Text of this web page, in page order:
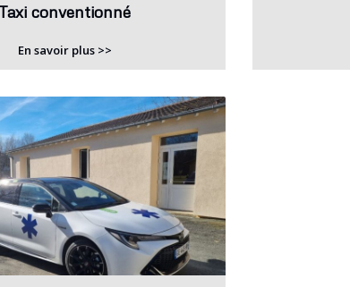
Taxi conventionné
En savoir plus >>